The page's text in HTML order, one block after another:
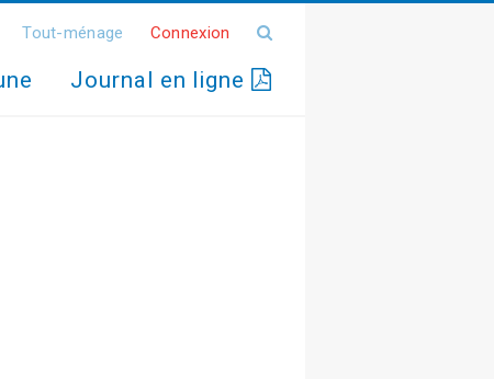
Tout-ménage Connexion
Journal en ligne